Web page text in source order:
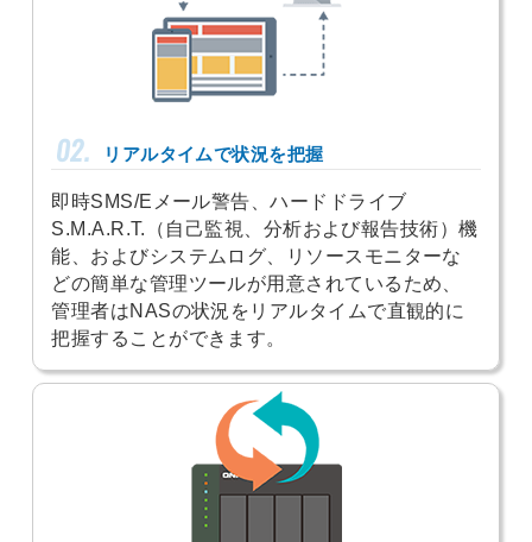
02. リアルタイムで状況を把握
即時SMS/Eメール警告、ハードドライブ
S.M.A.R.T.（自己監視、分析および報告技術）機
能、およびシステムログ、リソースモニターな
どの簡単な管理ツールが用意されているため、
管理者はNASの状況をリアルタイムで直観的に
把握することができます。